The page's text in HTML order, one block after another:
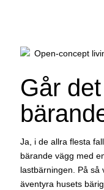
Går
Ja, i de allra flesta
bärande vägg med
lastbärningen. På så
äventyra husets